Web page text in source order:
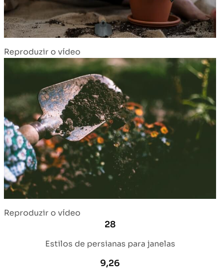
Reproduzir o vídeo
Reproduzir o vídeo
28
Estilos de persianas para janelas
9,26